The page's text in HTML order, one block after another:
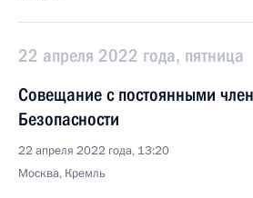
22 апреля 2022 года, пятница
Совещание с постоянными
Безопасности
22 апреля 2022 года, 13:20
Москва, Кремль